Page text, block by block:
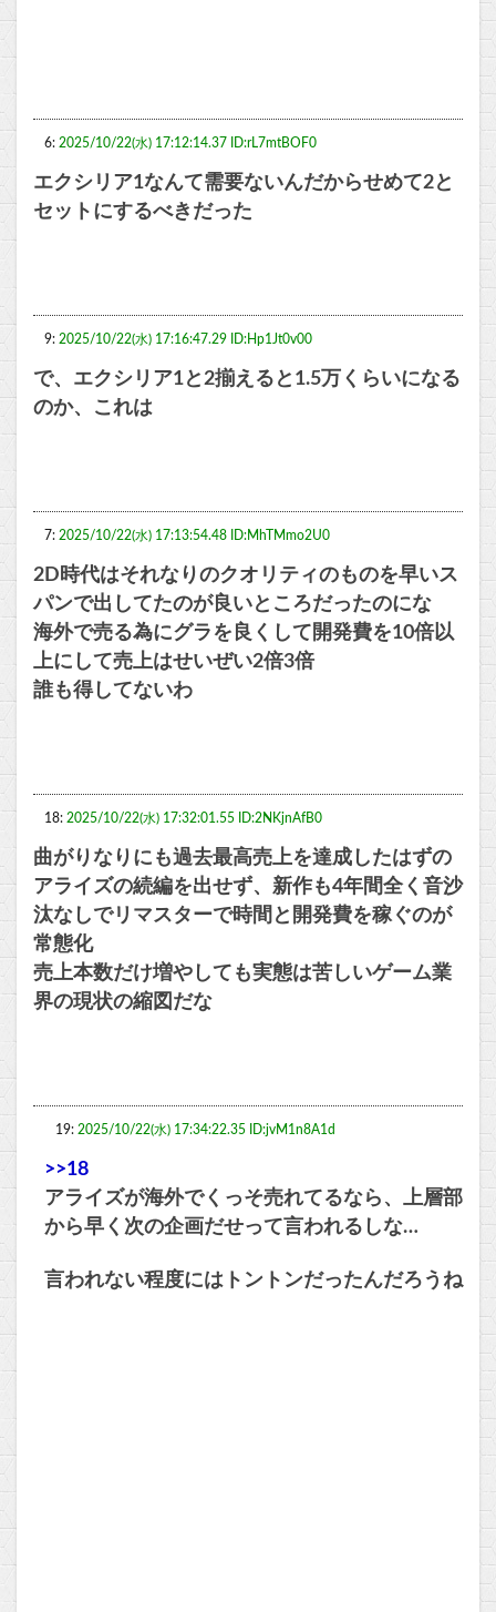
6: 2025/10/22(水) 17:12:14.37 ID:rL7mtBOF0
エクシリア1なんて需要ないんだからせめて2と
セットにするべきだった
9: 2025/10/22(水) 17:16:47.29 ID:Hp1Jt0v00
で、エクシリア1と2揃えると1.5万くらいになる
のか、これは
7: 2025/10/22(水) 17:13:54.48 ID:MhTMmo2U0
2D時代はそれなりのクオリティのものを早いス
パンで出してたのが良いところだったのにな
海外で売る為にグラを良くして開発費を10倍以
上にして売上はせいぜい2倍3倍
誰も得してないわ
18: 2025/10/22(水) 17:32:01.55 ID:2NKjnAfB0
曲がりなりにも過去最高売上を達成したはずの
アライズの続編を出せず、新作も4年間全く音沙
汰なしでリマスターで時間と開発費を稼ぐのが
常態化
売上本数だけ増やしても実態は苦しいゲーム業
界の現状の縮図だな
19: 2025/10/22(水) 17:34:22.35 ID:jvM1n8A1d
>>18
アライズが海外でくっそ売れてるなら、上層部
から早く次の企画だせって言われるしな…
言われない程度にはトントンだったんだろうね